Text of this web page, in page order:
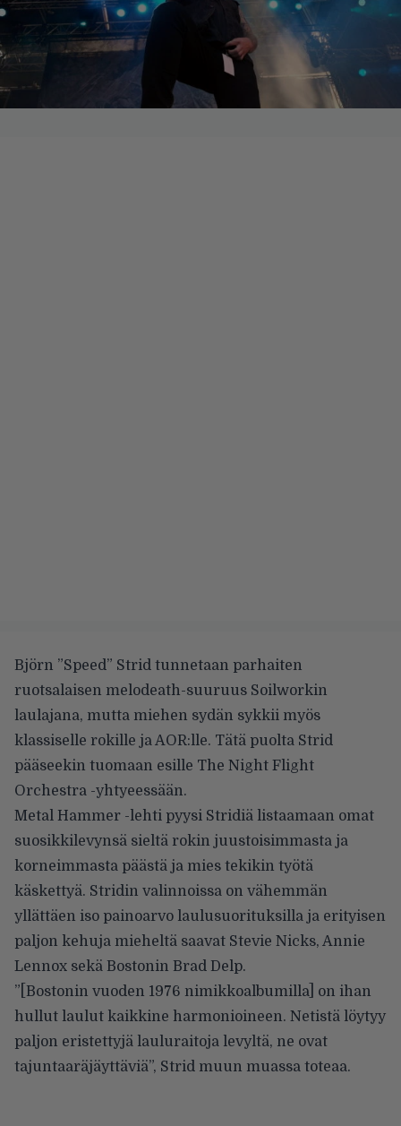
Björn ”Speed” Strid tunnetaan parhaiten
ruotsalaisen melodeath-suuruus Soilworkin
laulajana, mutta miehen sydän sykkii myös
klassiselle rokille ja AOR:lle. Tätä puolta Strid
pääseekin tuomaan esille The Night Flight
Orchestra -yhtyeessään.
Metal Hammer -lehti pyysi Stridiä listaamaan omat
suosikkilevynsä sieltä rokin juustoisimmasta ja
korneimmasta päästä ja mies tekikin työtä
käskettyä. Stridin valinnoissa on vähemmän
yllättäen iso painoarvo laulusuorituksilla ja erityisen
paljon kehuja mieheltä saavat Stevie Nicks, Annie
Lennox sekä Bostonin Brad Delp.
”[Bostonin vuoden 1976 nimikkoalbumilla] on ihan
hullut laulut kaikkine harmonioineen. Netistä löytyy
paljon eristettyjä lauluraitoja levyltä, ne ovat
tajuntaaräjäyttäviä”, Strid muun muassa toteaa.